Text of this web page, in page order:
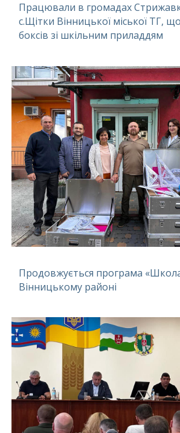
Працювали в громадах
с.Щітки Вінницької міської ТГ,
боксів зі шкільним приладдям
Продовжується програма
Вінницькому районі